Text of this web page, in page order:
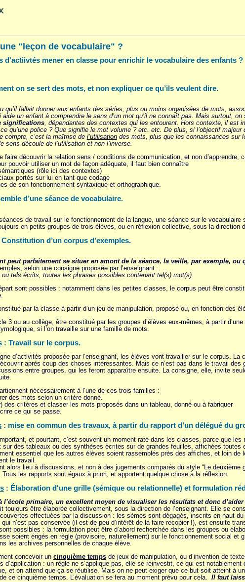
"leçon de vocabulaire" ?
d'actiivtés mener en classe pour enrichir le vocabulaire des enfants ?
on se sert des mots, et non expliquer ce qu’ils veulent dire.
qu’il fallait donner aux enfants des séries, plus ou moins organisées de mots,
un enfant à comprendre le sens d’un mot qu’il ne connaît pas. Mais surtout, on
significations, dépendantes des contextes qui les entourent. Hors contexte, il est
qu’une police ? Que signifie le mot volume ? etc. etc. De plus, si l’objectif
compte, c’est la maîtrise de l’utilisationdes mots, plus que les connaissances sur
sens découle de l’utilisation et non l’inverse.
faire découvrir la relation sens / conditions de communication, et non
pouvoir utiliser un mot de façon adéquate, il faut bien connaître
(rôle ici des contextes)
portés sur lui en tant que codage
de son fonctionnement syntaxique et orthographique.
d’une séance de vocabulaire.
de travail sur le fonctionnement de la langue, une séance sur le vocabulaire
en petits groupes de trois élèves, ou en réflexion collective, sous la direction
Constitution d’un corpus d’exemples.
peut parfaitement se situer en amont de la séance, la veille, par exemple, ou
selon une consigne proposée par l’enseignant :
ou tels écrits, toutes les phrases possibles contenant tel(s) mot(s).
sont possibles : notamment dans les petites classes, le corpus peut être
par la classe à partir d’un jeu de manipulation, proposé ou, en fonction des
3 ou au collège, être constitué par les groupes d’élèves eux-mêmes, à partir
si l’on travaille sur une famille de mots.
: Travail sur le corpus.
d’activités proposée par l’enseignant, les élèves vont travailler sur le corpus. La
après coup des choses intéressantes. Mais ce n’est pas dans le travail
entre groupes, qui les feront apparaître ensuite. La consigne, elle, invite
nécessairement à l’une de ces trois familles :
des mots selon un critère donné.
des critères et classer les mots proposés dans un tableau, donné ou à fabriquer
ce qui se passe.
: mise en commun des travaux, à partir du rapport d’un délégué du
et pourtant, c’est souvent un moment raté dans les classes, parce que
sur des tableaux ou des synthèses écrites sur de grandes feuilles, affichées
essentiel que les autres élèves soient rassemblés près des affiches, et loin
le travail.
alors lieu à discussions, et non à des jugements comparés du style “Le
Tous les rapports sont égaux à priori, et apportent quelque chose à la réflexion.
: Élaboration d'une grille (sémique ou relationnelle) et formulation
l’école primaire, un excellent moyen de visualiser les résultats et donc
toujours être élaborée collectivement, sous la direction de l’enseignant. Elle se
effectuées par la discussion : les sèmes sont dégagés, inscrits en haut
n’est pas conservée (il est de peu d’intérêt de la faire recopier !), est ensuite
possibles : la formulation peut être d’abord recherchée dans les groupes ou
soient érigés en règle (provisoire, naturellement) sur le fonctionnement social et
les archives personnelles de chaque élève.
concevoir un cinquième tempsde jeux de manipulation, ou d’invention de
d’application : un règle ne s’applique pas, elle se réinvestit, ce qui est
et on attend que ça se réutilise. Mais on ne peut exiger que ce but soit atteint à
ce cinquième temps. L’évaluation se fera au moment prévu pour cela. Il faut